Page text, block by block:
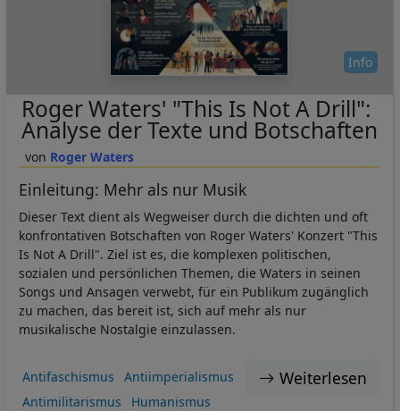
Info
Roger Waters
Roger Waters' "This Is Not A Drill":
Analyse der Texte und Botschaften
Einleitung: Mehr als nur Musik
Dieser Text dient als Wegweiser durch die dichten und oft
konfrontativen Botschaften von Roger Waters' Konzert "This
Is Not A Drill". Ziel ist es, die komplexen politischen,
sozialen und persönlichen Themen, die Waters in seinen
Songs und Ansagen verwebt, für ein Publikum zugänglich
zu machen, das bereit ist, sich auf mehr als nur
musikalische Nostalgie einzulassen.
Weiterlesen
Antifaschismus
Antiimperialismus
Antimilitarismus
Humanismus